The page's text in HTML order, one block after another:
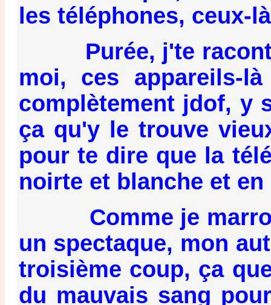
les téléphones, ceux-
Purée, j'te raconte
moi, ces appareils-
complètement jdof, y
ça qu'y le trouve
pour te dire que la
noirte et blanche et
Comme je
un spectaque, mon
troisième coup, ça
du mauvais sang